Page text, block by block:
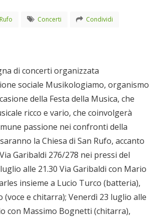
Concerti Condividi
di concerti organizzata
sociale Musikologiamo, organismo
della Festa della Musica, che
ricco e vario, che coinvolgerà
passione nei confronti della
la Chiesa di San Rufo, accanto
Garibaldi 276/278 nei pressi del
alle 21.30 Via Garibaldi con Mario
insieme a Lucio Turco (batteria),
e chitarra); Venerdì 23 luglio alle
con Massimo Bognetti (chitarra),